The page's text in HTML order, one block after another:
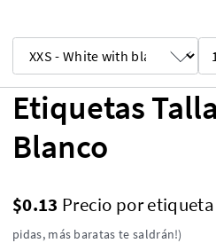
Etiquetas
Blanco
$0.13 Precio por etiqueta
pidas, más baratas te saldrán!)